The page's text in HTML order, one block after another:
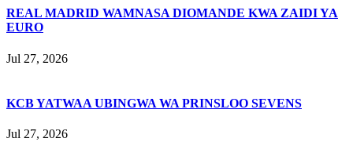
REAL MADRID WAMNASA DIOMANDE KWA ZAIDI YA
EURO
Jul 27, 2026
KCB YATWAA UBINGWA WA PRINSLOO SEVENS
Jul 27, 2026